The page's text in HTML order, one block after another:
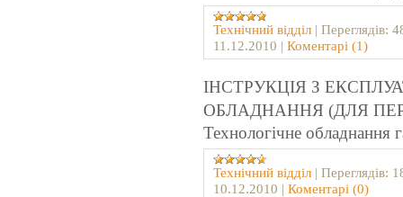
Технічний відділ | Переглядів:
11.12.2010 | Коментарі (1)
ІНСТРУКЦІЯ З
ОБЛАДНАННЯ (ДЛЯ
Технологічне обладнання
Технічний відділ | Переглядів:
10.12.2010 | Коментарі (0)